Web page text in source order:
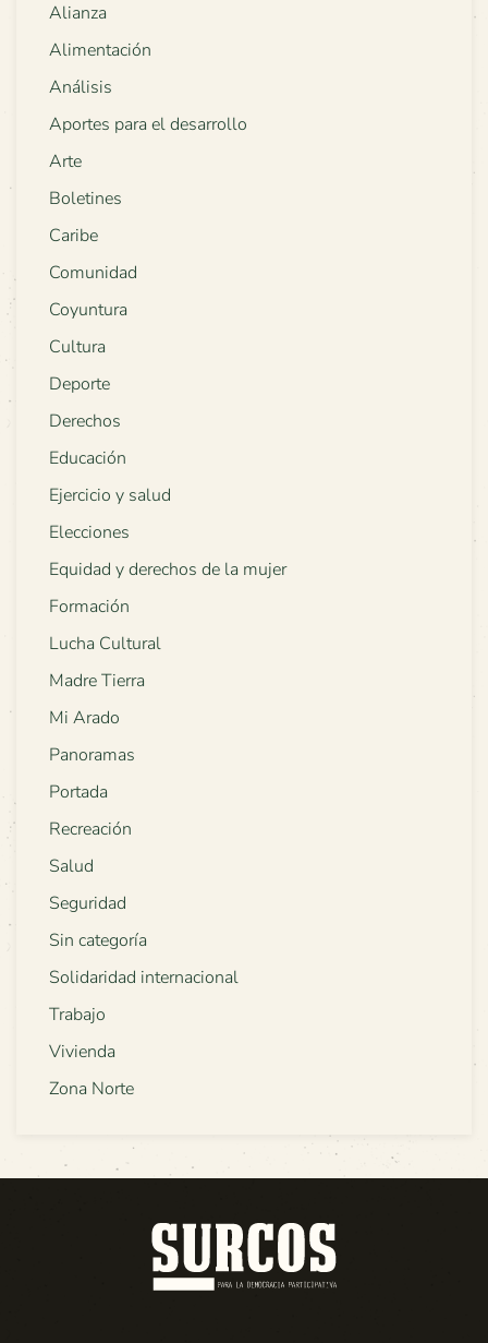
Alianza
Alimentación
Análisis
Aportes para el desarrollo
Arte
Boletines
Caribe
Comunidad
Coyuntura
Cultura
Deporte
Derechos
Educación
Ejercicio y salud
Elecciones
Equidad y derechos de la mujer
Formación
Lucha Cultural
Madre Tierra
Mi Arado
Panoramas
Portada
Recreación
Salud
Seguridad
Sin categoría
Solidaridad internacional
Trabajo
Vivienda
Zona Norte